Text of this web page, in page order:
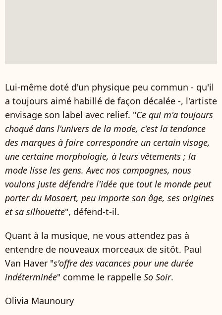
Lui-même doté d'un physique peu commun - qu'il
a toujours aimé habillé de façon décalée -, l'artiste
envisage son label avec relief. "Ce qui m'a toujours
choqué dans l'univers de la mode, c'est la tendance
des marques à faire correspondre un certain visage,
une certaine morphologie, à leurs vêtements ; la
mode lisse les gens. Avec nos campagnes, nous
voulons juste défendre l'idée que tout le monde peut
porter du Mosaert, peu importe son âge, ses origines
et sa silhouette", défend-t-il.
Quant à la musique, ne vous attendez pas à
entendre de nouveaux morceaux de sitôt. Paul
Van Haver "s'offre des vacances pour une durée
indéterminée" comme le rappelle So Soir.
Olivia Maunoury